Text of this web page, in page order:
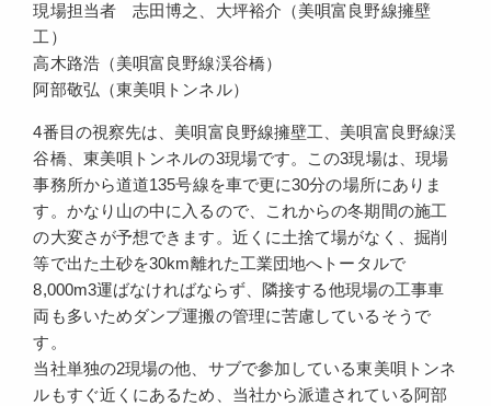
現場担当者 志田博之、大坪裕介（美唄富良野線擁壁
工）
高木路浩（美唄富良野線渓谷橋）
阿部敬弘（東美唄トンネル）
4番目の視察先は、美唄富良野線擁壁工、美唄富良野線渓
谷橋、東美唄トンネルの3現場です。この3現場は、現場
事務所から道道135号線を車で更に30分の場所にありま
す。かなり山の中に入るので、これからの冬期間の施工
の大変さが予想できます。近くに土捨て場がなく、掘削
等で出た土砂を30km離れた工業団地へトータルで
8,000m3運ばなければならず、隣接する他現場の工事車
両も多いためダンプ運搬の管理に苦慮しているそうで
す。
当社単独の2現場の他、サブで参加している東美唄トンネ
ルもすぐ近くにあるため、当社から派遣されている阿部